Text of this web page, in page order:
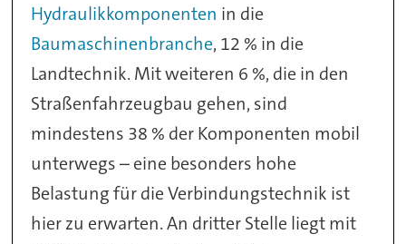
Hydraulikkomponenten in die
Baumaschinenbranche, 12 % in die
Landtechnik. Mit weiteren 6 %, die in den
Straßenfahrzeugbau gehen, sind
mindestens 38 % der Komponenten mobil
unterwegs – eine besonders hohe
Belastung für die Verbindungstechnik ist
hier zu erwarten. An dritter Stelle liegt mit